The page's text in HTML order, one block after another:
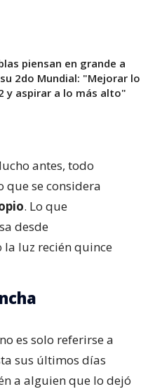
piensan en grande a
2do Mundial: "Mejorar lo
y aspirar a lo más alto"
antes, todo
que se considera
. Lo que
desde
luz recién quince
no es solo referirse a
sus últimos días
a alguien que lo dejó